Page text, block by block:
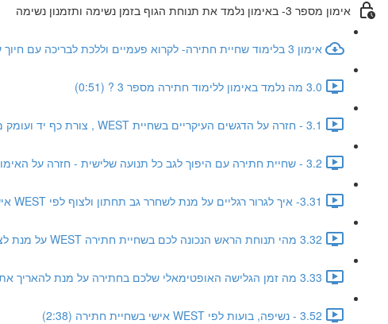
אימון מספר 3- באימון נלמד את תנוחת הגוף בזמן נשימה ותזמנון נשימה
אימון 3 בלימוד שחיית חתירה- לקרוא פעמיים וללכת לבריכה עם חיוך ענק
3.0 מה נלמד באימון ללימוד חתירה מספר 3 ? (0:51)
3.1 - חזרה על הדגשים העיקריים בשחיית WEST , צורת כף יד ועומק מתיחה (1:25)
3.2 - שחיית חתירה עם היפוך לגב כל תנועה שלישית - חזרה על האימון הקודם עם סנפירים (0:52)
3.31- איך לגרור רגליים על מנת לשחרר גב תחתון ולצוף לפי WEST אישי (1:09)
3.32 מהי תנוחת הראש הנכונה לכם בשחיית חתירה WEST על מנת לצוף טוב יותר ולהתקדם מהר במים (1:20)
3.33 מה זמן הגלישה האופטימאלי שלכם בחתירה על מנת להאריך את זוקפי הגב ולצוף טוב יותר (1:32)
3.52 - נשיפה, בועות לפי WEST אישי בשחיית חתירה (2:38)